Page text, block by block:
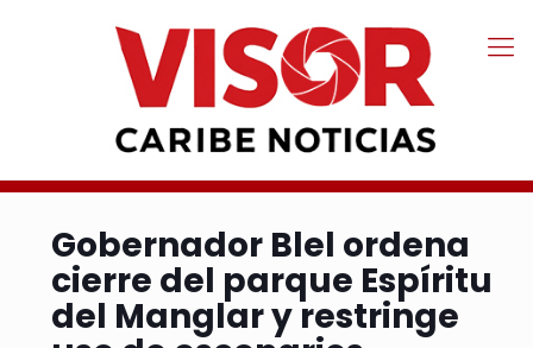
Gobernador Blel ordena
cierre del parque Espíritu
del Manglar y restringe